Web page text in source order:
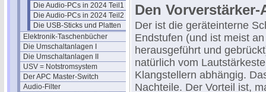
Die Audio-PCs in 2024 Teil1
Die Audio-PCs in 2024 Teil2
Die USB-Sticks und Platten
Elektronik-Taschenbücher
Die Umschaltanlagen I
Die Umschaltanlagen II
USV = Notstromsystem
Der APC Master-Switch
Audio-Filter
Den
Der ist die geräteinterne
Endstufen (und ist meist
herausgeführt und
natürlich vom
Klangstellern abhängig.
Nachteile. Der Vorteil ist,